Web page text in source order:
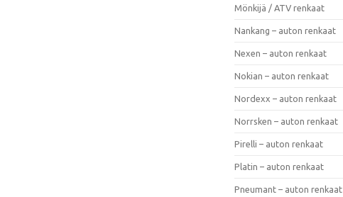
Mönkijä / ATV renkaat
Nankang – auton renkaat
Nexen – auton renkaat
Nokian – auton renkaat
Nordexx – auton renkaat
Norrsken – auton renkaat
Pirelli – auton renkaat
Platin – auton renkaat
Pneumant – auton renkaat